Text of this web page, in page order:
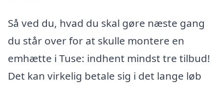
Så ved du, hvad du skal gøre næste gang
du står over for at skulle montere en
emhætte i Tuse: indhent mindst tre tilbud!
Det kan virkelig betale sig i det lange løb